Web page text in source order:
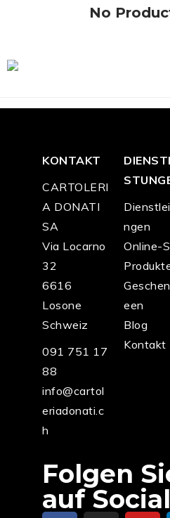
No
KONTAKT
CARTOLERI
A DONATI
SA
Via Locarno
32
6616
Losone
Schweiz
091 751 17
88
info@cartol
eriadonati.c
h
ngen
Online-
een
Blog
Kontakt
Folgen
auf